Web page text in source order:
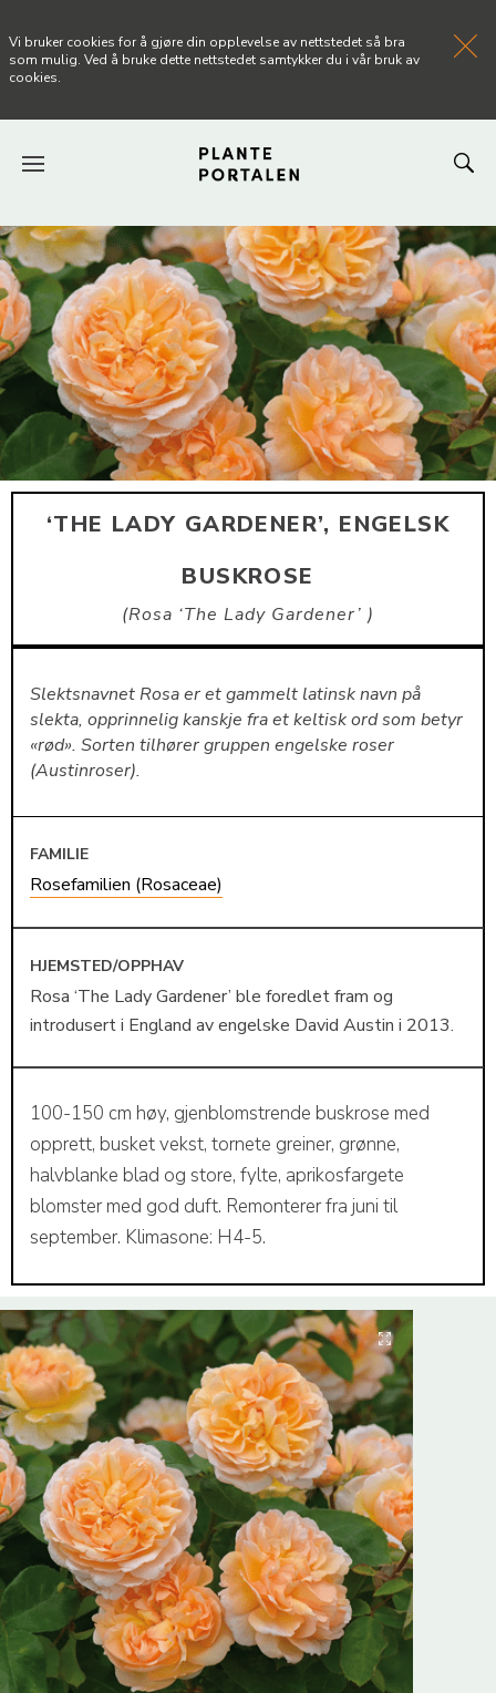
FORSIDEN
NYHETER
ARTIKLER
OM PLANTEPORTALEN
KONTAKT
Vi bruker cookies for å gjøre din opplevelse av nettstedet så bra
som mulig. Ved å bruke dette nettstedet samtykker du i vår bruk av
cookies.
‘THE LADY GARDENER’, ENGELSK
BUSKROSE
Rosa ‘The Lady Gardener’
Slektsnavnet Rosa er et gammelt latinsk navn på
slekta, opprinnelig kanskje fra et keltisk ord som betyr
«rød». Sorten tilhører gruppen engelske roser
(Austinroser).
FAMILIE
Rosefamilien (Rosaceae)
HJEMSTED/OPPHAV
Rosa ‘The Lady Gardener’ ble foredlet fram og
introdusert i England av engelske David Austin i 2013.
100-150 cm høy, gjenblomstrende buskrose med
opprett, busket vekst, tornete greiner, grønne,
halvblanke blad og store, fylte, aprikosfargete
blomster med god duft. Remonterer fra juni til
september. Klimasone: H4-5.